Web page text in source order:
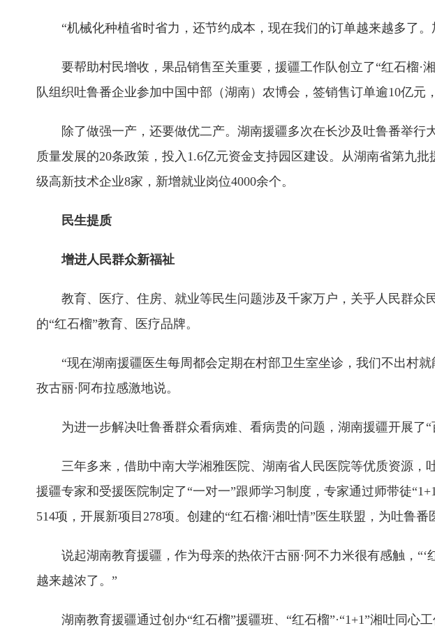
“机械化种植省时省力，还节约成本，现在我们的订单越来越多了
要帮助村民增收，果品销售至关重要，援疆工作队创立了“红石榴·
队组织吐鲁番企业参加中国中部（湖南）农博会，签销售订单逾10亿元
除了做强一产，还要做优二产。湖南援疆多次在长沙及吐鲁番举
质量发展的20条政策，投入1.6亿元资金支持园区建设。从湖南省第九
级高新技术企业8家，新增就业岗位4000余个。
民生提质
增进人民群众新福祉
教育、医疗、住房、就业等民生问题涉及千家万户，关乎人民群
的“红石榴”教育、医疗品牌。
“现在湖南援疆医生每周都会定期在村部卫生室坐诊，我们不出村
孜古丽·阿布拉感激地说。
为进一步解决吐鲁番群众看病难、看病贵的问题，湖南援疆开展了
三年多来，借助中南大学湘雅医院、湖南省人民医院等优质资源，
援疆专家和受援医院制定了“一对一”跟师学习制度，专家通过师带徒
514项，开展新项目278项。创建的“红石榴·湘吐情”医生联盟，为吐鲁番
说起湖南教育援疆，作为母亲的热依汗古丽·阿不力米很有感触，
越来越浓了。”
湖南教育援疆通过创办“红石榴”援疆班、“红石榴”·“1+1”湘吐同